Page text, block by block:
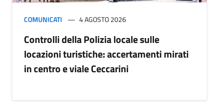
COMUNICATI 4 AGOSTO 2026
Controlli della Polizia locale sulle
locazioni turistiche: accertamenti mirati
in centro e viale Ceccarini